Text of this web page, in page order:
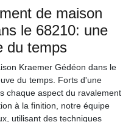
de maison
le 68210: une
du temps
Kraemer Gédéon dans le
du temps. Forts d'une
chaque aspect du ravalement
à la finition, notre équipe
utilisant des techniques